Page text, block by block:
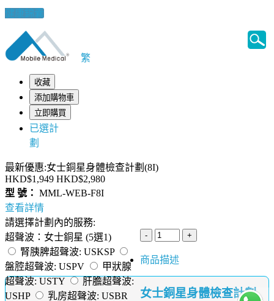
健康錦囊
繁
收藏
添加購物車
立即購買
已選計
劃
最新優惠:女士銅星身體檢查計劃(8I)
HKD$1,949 HKD$2,980
型 號： MML-WEB-F8I
查看詳情
請選擇計劃內的服務:
超聲波：女士銅星 (5選1)
腎胰脾超聲波: USKSP
盤腔超聲波: USPV
甲狀腺
超聲波: USTY
肝膽超聲波:
USHP
乳房超聲波: USBR
商品描述
女士銅星身體檢查計劃